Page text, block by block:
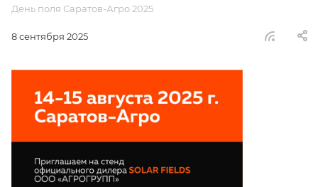
День поля Саратов-Агро 2025
8 сентября 2025